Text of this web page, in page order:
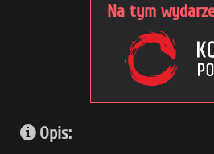
Na tym
Opis: